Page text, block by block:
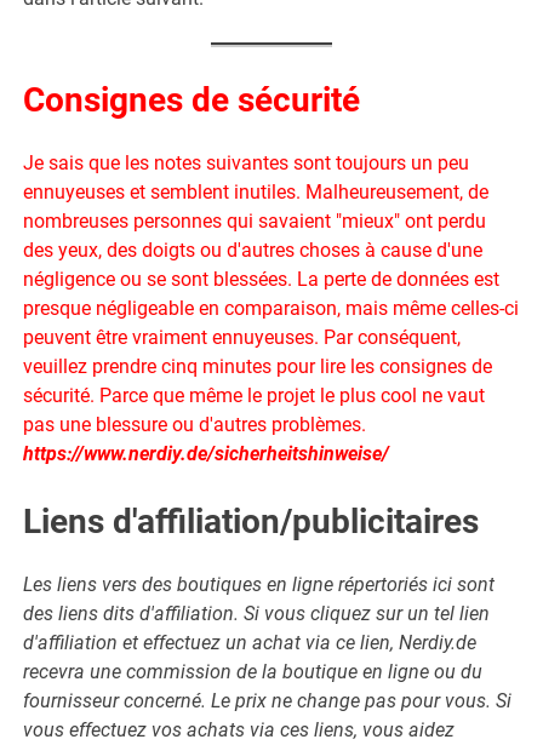
Consignes de sécurité
Je sais que les notes suivantes sont toujours un peu
ennuyeuses et semblent inutiles. Malheureusement, de
nombreuses personnes qui savaient "mieux" ont perdu
des yeux, des doigts ou d'autres choses à cause d'une
négligence ou se sont blessées. La perte de données est
presque négligeable en comparaison, mais même celles-ci
peuvent être vraiment ennuyeuses. Par conséquent,
veuillez prendre cinq minutes pour lire les consignes de
sécurité. Parce que même le projet le plus cool ne vaut
pas une blessure ou d'autres problèmes.
https://www.nerdiy.de/sicherheitshinweise/
Liens d'affiliation/publicitaires
Les liens vers des boutiques en ligne répertoriés ici sont
des liens dits d'affiliation. Si vous cliquez sur un tel lien
d'affiliation et effectuez un achat via ce lien, Nerdiy.de
recevra une commission de la boutique en ligne ou du
fournisseur concerné. Le prix ne change pas pour vous. Si
vous effectuez vos achats via ces liens, vous aidez